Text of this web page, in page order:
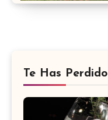
Te Has Perdido